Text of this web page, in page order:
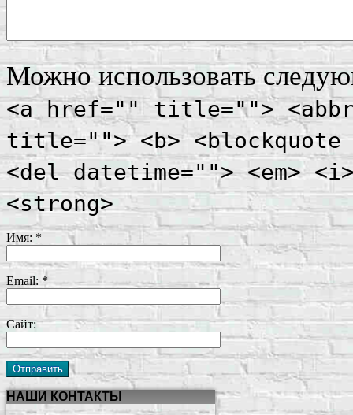
Можно использовать
<a href="" title="">
title=""> <b> <blockquote
<del datetime=""> <em>
<strong>
Имя: *
Email: *
Сайт:
НАШИ КОНТАКТЫ